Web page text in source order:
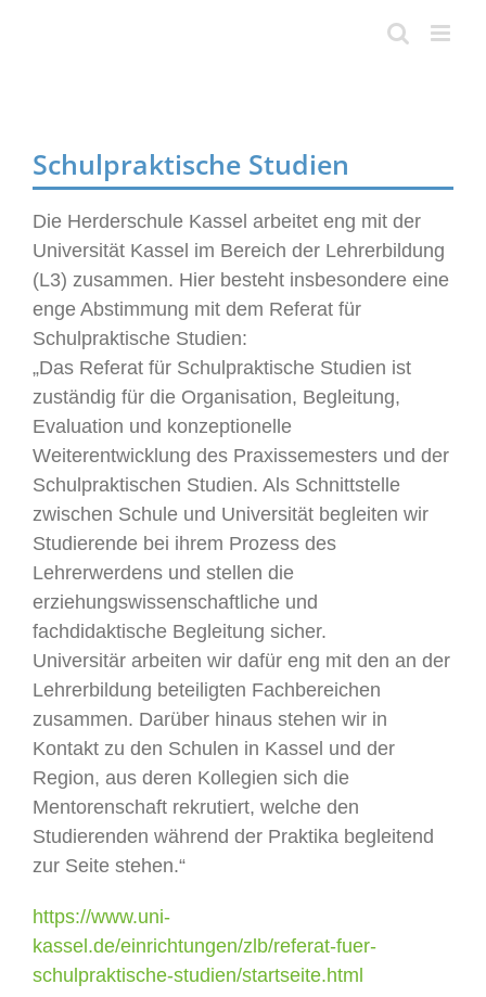
Schulpraktische Studien
Die Herderschule Kassel arbeitet eng mit der
Universität Kassel im Bereich der Lehrerbildung
(L3) zusammen. Hier besteht insbesondere eine
enge Abstimmung mit dem Referat für
Schulpraktische Studien:
„Das Referat für Schulpraktische Studien ist
zuständig für die Organisation, Begleitung,
Evaluation und konzeptionelle
Weiterentwicklung des Praxissemesters und der
Schulpraktischen Studien. Als Schnittstelle
zwischen Schule und Universität begleiten wir
Studierende bei ihrem Prozess des
Lehrerwerdens und stellen die
erziehungswissenschaftliche und
fachdidaktische Begleitung sicher.
Universitär arbeiten wir dafür eng mit den an der
Lehrerbildung beteiligten Fachbereichen
zusammen. Darüber hinaus stehen wir in
Kontakt zu den Schulen in Kassel und der
Region, aus deren Kollegien sich die
Mentorenschaft rekrutiert, welche den
Studierenden während der Praktika begleitend
zur Seite stehen.“
https://www.uni-
kassel.de/einrichtungen/zlb/referat-fuer-
schulpraktische-studien/startseite.html